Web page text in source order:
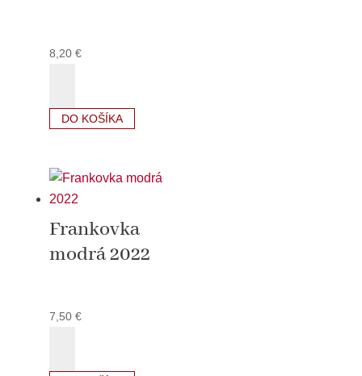
8,20 €
2024
DO KOŠÍKA
Frankovka
modrá 2022
7,50 €